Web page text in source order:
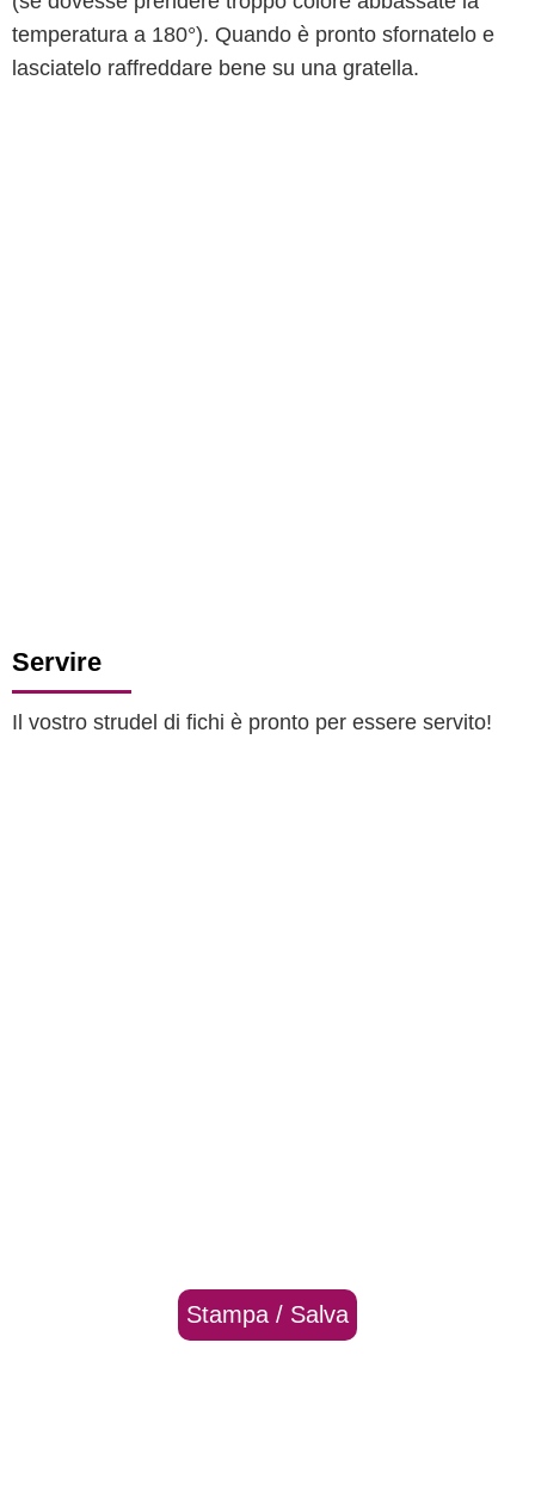
temperatura a 180°). Quando è pronto sfornatelo e
lasciatelo raffreddare bene su una gratella.
Servire
Il vostro strudel di fichi è pronto per essere servito!
Stampa / Salva